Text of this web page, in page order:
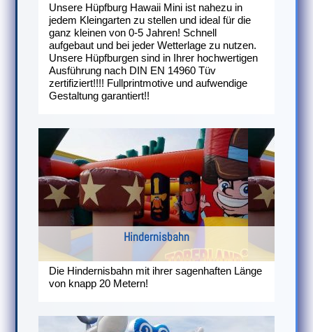
Unsere Hüpfburg Hawaii Mini ist nahezu in
jedem Kleingarten zu stellen und ideal für die
ganz kleinen von 0-5 Jahren! Schnell
aufgebaut und bei jeder Wetterlage zu nutzen.
Unsere Hüpfburgen sind in Ihrer hochwertigen
Ausführung nach DIN EN 14960 Tüv
zertifiziert!!!! Fullprintmotive und aufwendige
Gestaltung garantiert!!
Hindernisbahn
Die Hindernisbahn mit ihrer sagenhaften Länge
von knapp 20 Metern!